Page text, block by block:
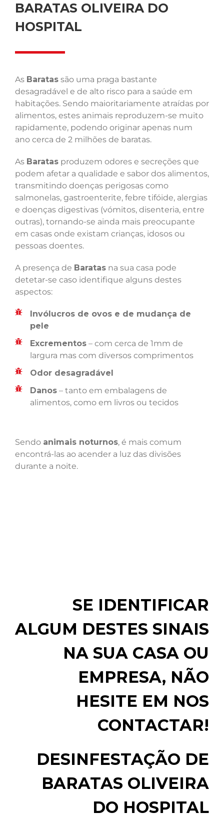
BARATAS OLIVEIRA DO
HOSPITAL
As Baratas são uma praga bastante
desagradável e de alto risco para a saúde em
habitações. Sendo maioritariamente atraídas por
alimentos, estes animais reproduzem-se muito
rapidamente, podendo originar apenas num
ano cerca de 2 milhões de baratas.
As Baratas produzem odores e secreções que
podem afetar a qualidade e sabor dos alimentos,
transmitindo doenças perigosas como
salmonelas, gastroenterite, febre tifóide, alergias
e doenças digestivas (vómitos, disenteria, entre
outras), tornando-se ainda mais preocupante
em casas onde existam crianças, idosos ou
pessoas doentes.
A presença de Baratas na sua casa pode
detetar-se caso identifique alguns destes
aspectos:
Invólucros de ovos e de mudança de
pele
Excrementos – com cerca de 1mm de
largura mas com diversos comprimentos
Odor desagradável
Danos – tanto em embalagens de
alimentos, como em livros ou tecidos
Sendo animais noturnos, é mais comum
encontrá-las ao acender a luz das divisões
durante a noite.
SE IDENTIFICAR
ALGUM DESTES SINAIS
NA SUA CASA OU
EMPRESA, NÃO
HESITE EM NOS
CONTACTAR!
DESINFESTAÇÃO DE
BARATAS OLIVEIRA
DO HOSPITAL